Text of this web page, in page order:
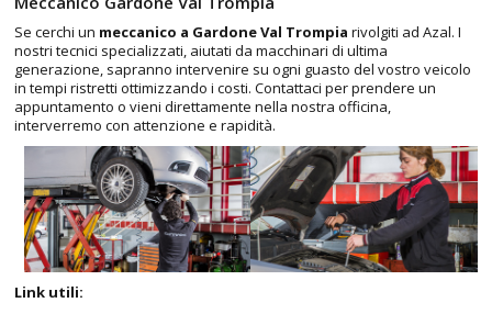
Se cerchi un meccanico a Gardone Val Trompia rivolgiti ad Azal. I
nostri tecnici specializzati, aiutati da macchinari di ultima
generazione, sapranno intervenire su ogni guasto del vostro veicolo
in tempi ristretti ottimizzando i costi. Contattaci per prendere un
appuntamento o vieni direttamente nella nostra officina,
interverremo con attenzione e rapidità.
Link utili: